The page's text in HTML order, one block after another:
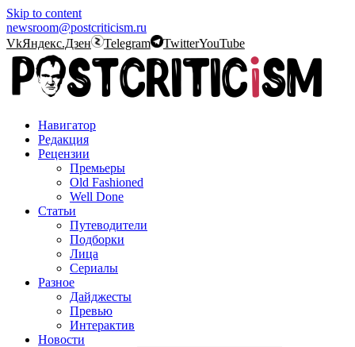
Skip to content
newsroom@postcriticism.ru
VkЯндекс.Дзен Telegram TwitterYouTube
Навигатор
Редакция
Рецензии
Премьеры
Old Fashioned
Well Done
Статьи
Путеводители
Подборки
Лица
Сериалы
Разное
Дайджесты
Превью
Интерактив
Новости